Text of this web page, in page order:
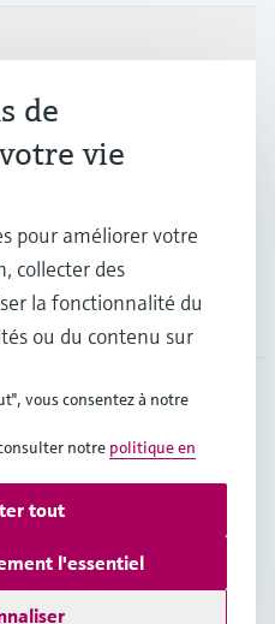
Services AG
& Conditions generales
de
vie
pour améliorer votre
collecter des
la fonctionnalité du
ou du contenu sur
vous consentez à notre
notre politique en
l'essentiel
tout